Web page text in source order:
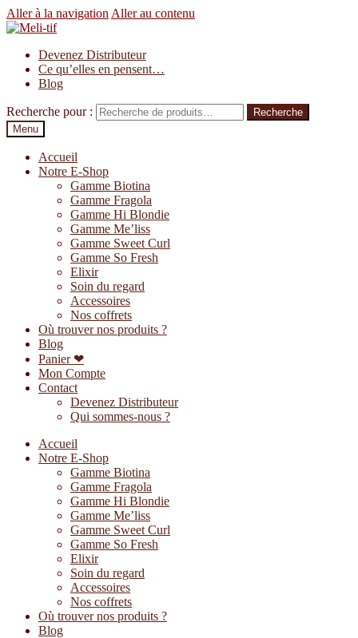
Aller à la navigation Aller au contenu
Devenez Distributeur
Ce qu’elles en pensent…
Blog
Recherche pour :
Recherche
Menu
Accueil
Notre E-Shop
Gamme Biotina
Gamme Fragola
Gamme Hi Blondie
Gamme Me’liss
Gamme Sweet Curl
Gamme So Fresh
Elixir
Soin du regard
Accessoires
Nos coffrets
Où trouver nos produits ?
Blog
Panier ❤
Mon Compte
Contact
Devenez Distributeur
Qui sommes-nous ?
Accueil
Notre E-Shop
Gamme Biotina
Gamme Fragola
Gamme Hi Blondie
Gamme Me’liss
Gamme Sweet Curl
Gamme So Fresh
Elixir
Soin du regard
Accessoires
Nos coffrets
Où trouver nos produits ?
Blog